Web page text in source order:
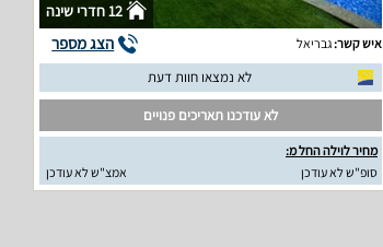
12 חדרי שינה
איש קשר:גבריאל הצג מספר
לא נמצאו חוות דעת
לא עודכנו תאריכים פנויים
מחיר לוילה החל מ:
סופ"ש לא עודכן
אמצ"ש לא עודכן